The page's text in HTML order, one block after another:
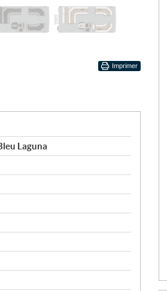
Imprimer
Laguna